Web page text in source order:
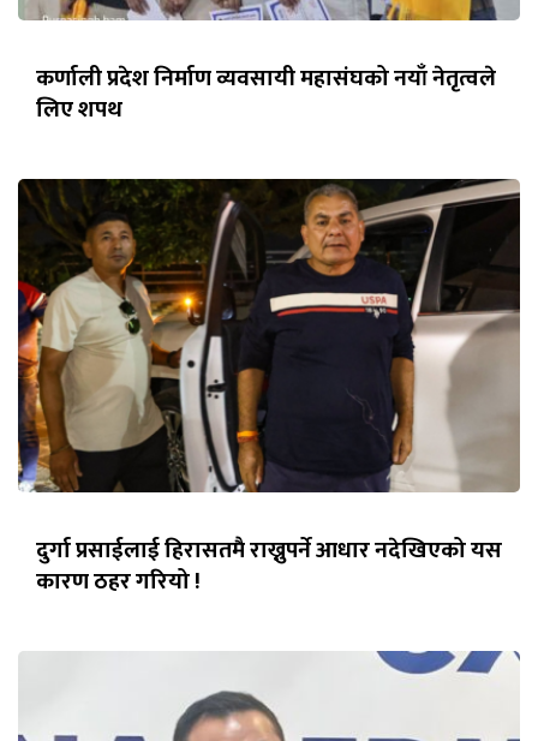
कर्णाली प्रदेश निर्माण व्यवसायी महासंघको नयाँ नेतृत्वले
लिए शपथ
दुर्गा प्रसाईलाई हिरासतमै राख्नुपर्ने आधार नदेखिएको यस
कारण ठहर गरियो !